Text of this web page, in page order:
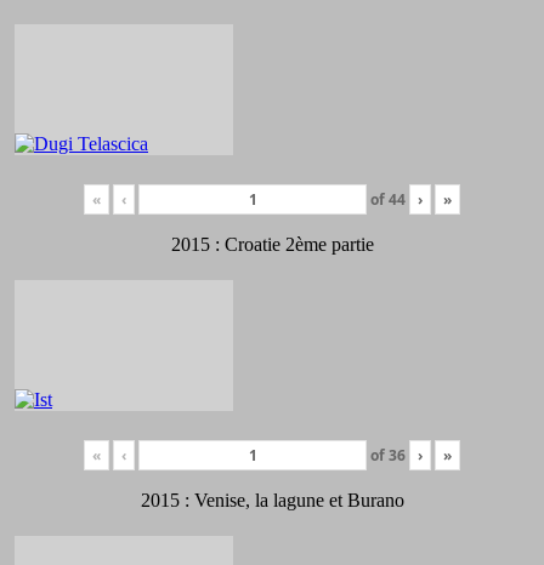
« ‹ of44 › »
2015 : Croatie 2ème partie
« ‹ of36 › »
2015 : Venise, la lagune et Burano